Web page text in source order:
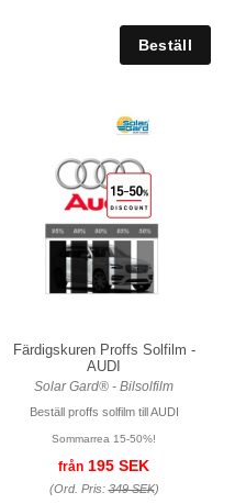
Färdigskuren Proffs Solfilm -
AUDI
Solar Gard® - Bilsolfilm
Beställ proffs solfilm till AUDI
Sommarrea 15-50%!
från 195 SEK
(Ord. Pris:349 SEK)